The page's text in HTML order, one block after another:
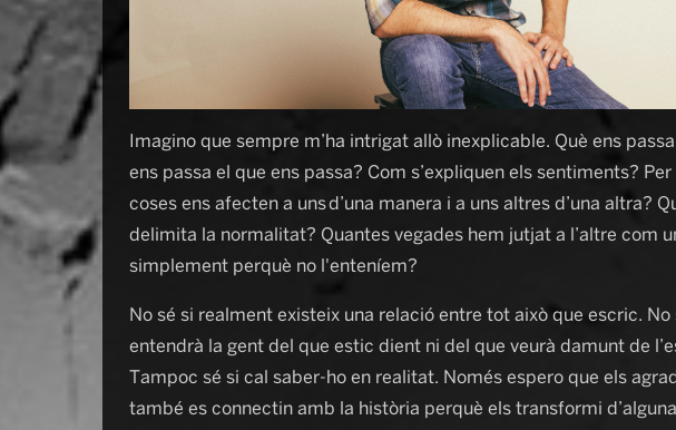
Imagino que sempre m’ha intrigat allò inexplicable. Què ens
ens passa el que ens passa? Com s’expliquen els sentiments? Per
coses ens afecten a uns d’una manera i a uns altres d’una altra?
delimita la normalitat? Quantes vegades hem jutjat a l’altre com
simplement perquè no l'enteníem?
No sé si realment existeix una relació entre tot això que escric. No
entendrà la gent del que estic dient ni del que veurà damunt de
Tampoc sé si cal saber-ho en realitat. Només espero que els
també es connectin amb la història perquè els transformi d’alguna